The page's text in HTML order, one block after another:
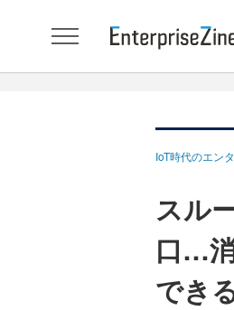
IoT時代のエン
スル
口…
でき